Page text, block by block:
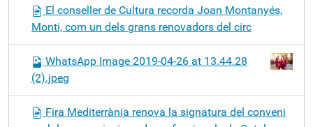
El conseller de Cultura recorda Joan Montanyés,
Monti, com un dels grans renovadors del circ
WhatsApp Image 2019-04-26 at 13.44.28
(2).jpeg
Fira Mediterrània renova la signatura del conveni